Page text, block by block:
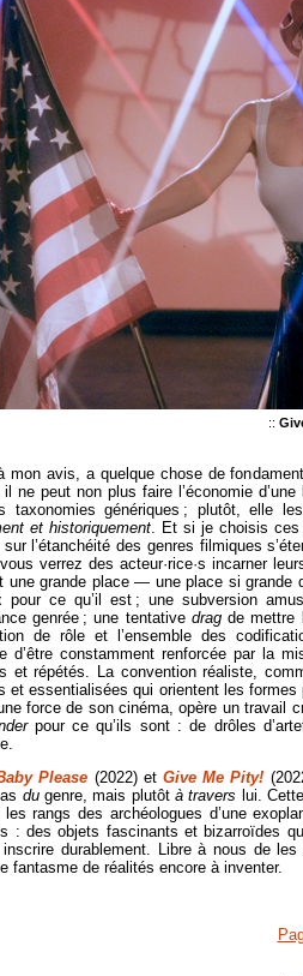
::
mon avis, a quelque chose de
il ne peut non plus faire l’économie
taxonomies génériques ; plutôt, elle
et historiquement. Et si je choisis ces
l’étanchéité des genres filmiques
verrez des acteur·rice·s incarner
une grande place — une place si grande
pour ce qu’il est ; une subversion
genrée ; une tentative dragde mettre
de rôle et l’ensemble des
d’être constamment renforcée par la
et répétés. La convention réaliste,
et essentialisées qui orientent les
force de son cinéma, opère un travail
pour ce qu’ils sont : de drôles
Please (2022) etGive Me Pity!
dugenre, mais plutôtà travers lui.
les rangs des archéologues d’une
: des objets fascinants et bizarroïdes
inscrire durablement. Libre à nous de
fantasme de réalités encore à inventer.